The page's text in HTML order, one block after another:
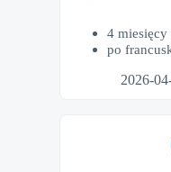
4 miesięcy
po
2026-